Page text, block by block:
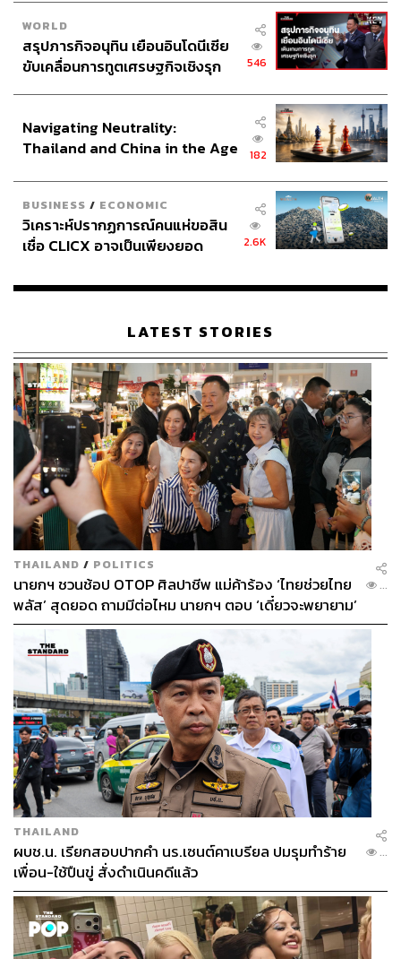
WORLD
สรุปภารกิจอนุทิน เยือนอินโดนีเซีย
ขับเคลื่อนการทูตเศรษฐกิจเชิงรุก
546
Navigating Neutrality:
Thailand and China in the Age
182
BUSINESS / ECONOMIC
วิเคราะห์ปรากฏการณ์คนแห่ขอสิน
เชื่อ CLICX อาจเป็นเพียงยอด
เรือนไทยที่ถูกซุกไว้
2.6K
LATEST STORIES
THAILAND / POLITICS
นายกฯ ชวนช้อป OTOP ศิลปาชีพ แม่ค้าร้อง ‘ไทยช่วยไทย
พลัส’ สุดยอด ถามมีต่อไหม นายกฯ ตอบ ‘เดี๋ยวจะพยายาม’
...
THAILAND
ผบช.น. เรียกสอบปากคำ นร.เซนต์คาเบรียล ปมรุมทำร้าย
เพื่อน-ใช้ปืนขู่ สั่งดำเนินคดีแล้ว
...